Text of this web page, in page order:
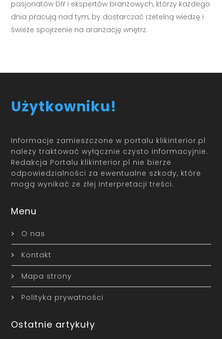
pasjonatów DIY i ekspertów branżowych, którzy każdego
dnia pracują nad tym, by dostarczać rzetelną wiedzę i
świeże spojrzenie na aranżację wnętrz.
Użytkowniku!
Informacje zamieszczone w portalu klikinterior.pl
należy traktować wyłącznie czysto informacyjnie.
Redakcja Portalu klikinterior.pl nie bierze
odpowiedzialności za ewentualne szkody, które
mogą wynikać ze złej interpretacji treści.
Menu
O nas
Kontakt
Mapa strony
Polityka prywatności
Ostatnie artykuły